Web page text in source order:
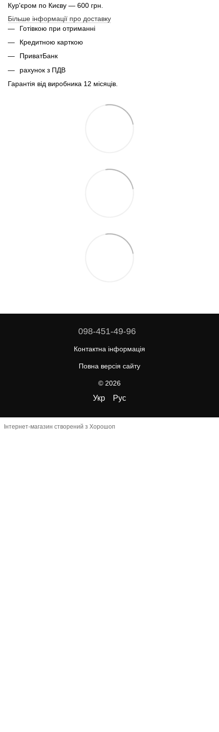
Кур'єром по Києву — 600 грн.
Більше інформації про доставку
Готівкою при отриманні
Кредитною карткою
ПриватБанк
рахунок з ПДВ
Гарантія від виробника 12 місяців.
098-451-49-96
Контактна інформація
Повна версія сайту
© 2026
Укр Рус
Інтернет-магазин створений з Хорошоп